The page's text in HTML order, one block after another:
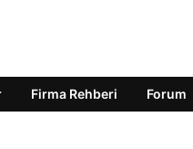
Firma Rehberi Forum